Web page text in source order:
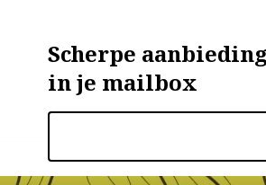
Scherpe
in je mailbox